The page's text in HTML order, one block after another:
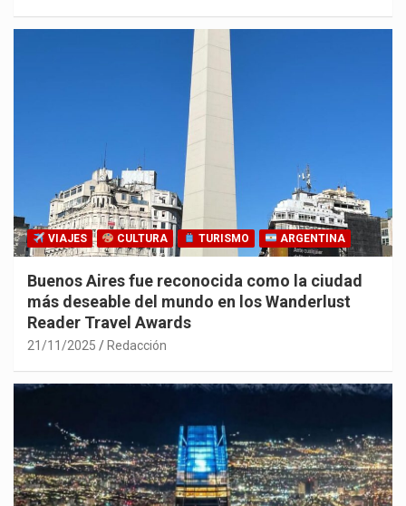
VIAJES CULTURA TURISMO ARGENTINA
Buenos Aires fue reconocida como la ciudad
más deseable del mundo en los Wanderlust
Reader Travel Awards
21/11/2025 Redacción